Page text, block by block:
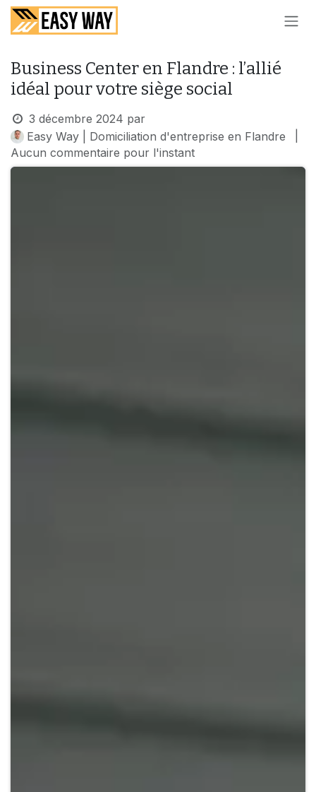
SE RENDRE AU CONTENU
Business Center en Flandre : l’allié
idéal pour votre siège social
3 décembre 2024 par
Easy Way | Domiciliation d'entreprise en Flandre
Aucun commentaire pour l'instant